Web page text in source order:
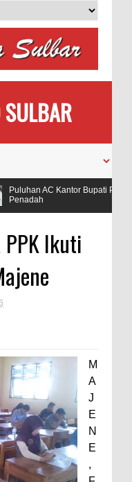
Puluhan AC Kantor Bupati
Penadah
Ikuti
M
A
J
E
N
E
,